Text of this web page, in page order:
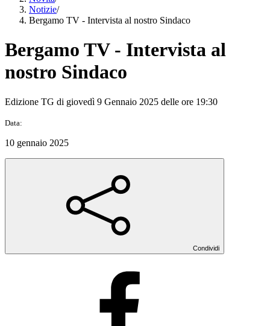
Notizie/
Bergamo TV - Intervista al nostro Sindaco
Bergamo TV - Intervista al
nostro Sindaco
Edizione TG di giovedì 9 Gennaio 2025 delle ore 19:30
Data:
10 gennaio 2025
Condividi